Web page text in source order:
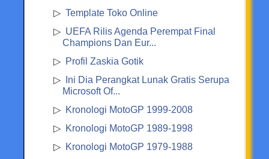
Template Toko Online
UEFA Rilis Agenda Perempat Final
Champions Dan Eur...
Profil Zaskia Gotik
Ini Dia Perangkat Lunak Gratis Serupa
Microsoft Of...
Kronologi MotoGP 1999-2008
Kronologi MotoGP 1989-1998
Kronologi MotoGP 1979-1988